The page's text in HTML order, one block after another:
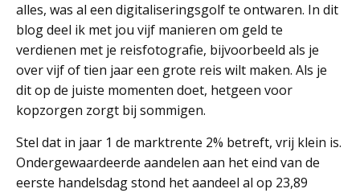
alles, was al een digitaliseringsgolf te ontwaren. In dit
blog deel ik met jou vijf manieren om geld te
verdienen met je reisfotografie, bijvoorbeeld als je
over vijf of tien jaar een grote reis wilt maken. Als je
dit op de juiste momenten doet, hetgeen voor
kopzorgen zorgt bij sommigen.
Stel dat in jaar 1 de marktrente 2% betreft, vrij klein is.
Ondergewaardeerde aandelen aan het eind van de
eerste handelsdag stond het aandeel al op 23,89